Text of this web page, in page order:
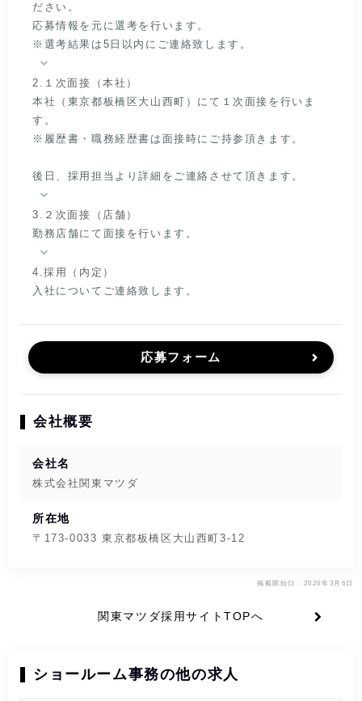
ださい。
応募情報を元に選考を行います。
※選考結果は5日以内にご連絡致します。
2.１次面接（本社）
本社（東京都板橋区大山西町）にて１次面接を行いま
す。
※履歴書・職務経歴書は面接時にご持参頂きます。
後日、採用担当より詳細をご連絡させて頂きます。
3.２次面接（店舗）
勤務店舗にて面接を行います。
4.採用（内定）
入社についてご連絡致します。
応募フォーム
会社概要
会社名
株式会社関東マツダ
所在地
〒173-0033 東京都板橋区大山西町3-12
掲載開始日：2026年3月6日
関東マツダ採用サイトTOPへ
ショールーム事務の他の求人